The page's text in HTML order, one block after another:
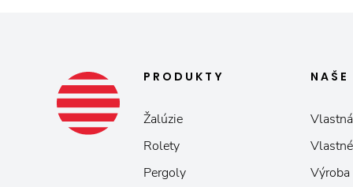
PRODUKTY
Žalúzie
Rolety
Pergoly
NAŠE